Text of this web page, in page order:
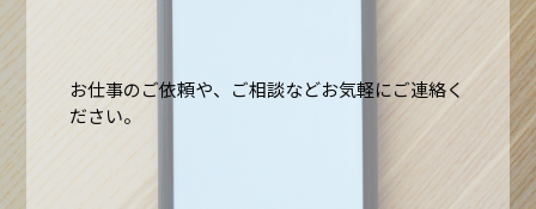
お仕事のご依頼や、ご相談などお気軽にご連絡く
ださい。